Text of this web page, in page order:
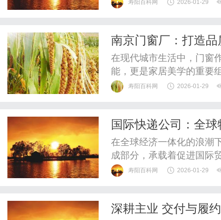
球200多个国家和地区，
寿阳百科网 2026-01-29
南京门窗厂：打造
在现代城市生活中，门窗
能，更是家居美学的重要
的城市，拥有众多优秀的
确保每一扇门窗都具备良
寿阳百科网 2026-01-29
国际快递公司：全
在全球经济一体化的浪潮
成部分，承载着促进国际
蓬勃发展，国际快递服务
速、安全地将商品送达目
寿阳百科网 2026-01-29
深耕主业 交付与履